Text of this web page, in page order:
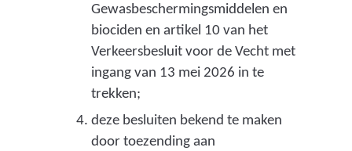
u
s
f
Gewasbeschermingsmiddelen en
biociden en artikel 10 van het
Verkeersbesluit voor de Vecht met
ingang van 13 mei 2026 in te
trekken;
deze besluiten bekend te maken
door toezending aan